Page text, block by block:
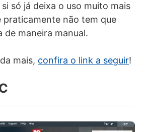
só já deixa o uso muito mais
praticamente não tem que
de maneira manual.
mais, confira o link a seguir!